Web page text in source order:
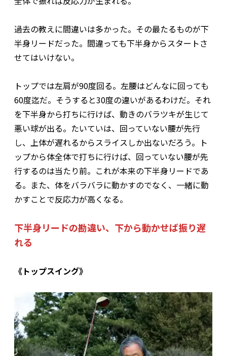
過去の教えに間違いは多かった。その最たるものが下
半身リードだった。間違っても下半身からスタートさ
せてはいけない。
トップでは左肩が90度回る。左腰はどんなに回っても
60度迄だ。そうすると30度の違いがあるわけだ。それ
を下半身から打ちに行けば、動きのバラツキが生じて
悪い球が出る。たいていは、回っていない腰が先行
し、上体が遅れるからスライスしか出ないだろう。ト
ップから体全体で打ちに行けば、回っていない腰が先
行するのは当たり前。これが本来の下半身リードであ
る。また、体をバラバラに動かすのでなく、一緒に動
かすことで反応力が高くなる。
下半身リードの勘違い、下から動かせば振り遅
れる
《トップスイング》